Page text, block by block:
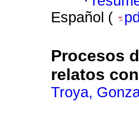
Español (
Procesos
relatos
Troya,